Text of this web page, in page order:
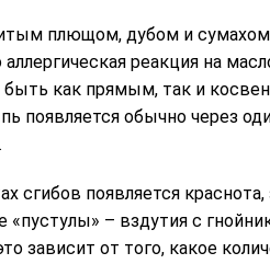
плющом, дубом и
реакция на
как прямым, так и
появляется обычно через
сгибов появляется
– вздутия с
зависит от того, какое